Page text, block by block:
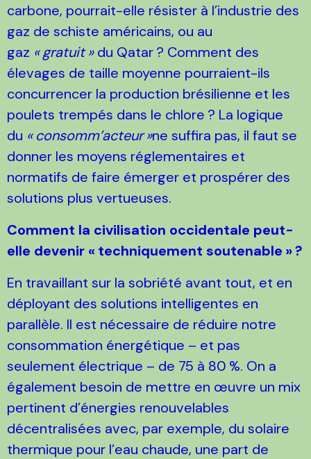
carbone, pourrait-elle résister à l’industrie des
gaz de schiste américains, ou au
gaz «gratuit »du Qatar? Comment des
élevages de taille moyenne pourraient-ils
concurrencer la production brésilienne et les
poulets trempés dans le chlore ? La logique
du « consomm’acteur »ne suffira pas, il faut se
donner les moyens réglementaires et
normatifs de faire émerger et prospérer des
solutions plus vertueuses.
Comment la civilisation occidentale peut-
elle devenir « techniquement soutenable »?
En travaillant sur la sobriété avant tout, et en
déployant des solutions intelligentes en
parallèle. Il est nécessaire de réduire notre
consommation énergétique – et pas
seulement électrique – de 75 à 80 %. On a
également besoin de mettre en œuvre un mix
pertinent d’énergies renouvelables
décentralisées avec, par exemple, du solaire
thermique pour l’eau chaude, une part de